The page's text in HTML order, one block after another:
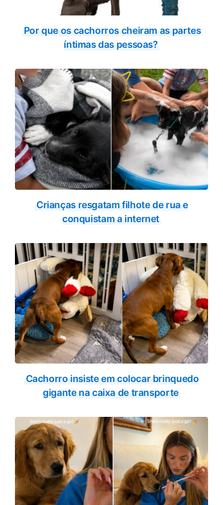
Por que os cachorros cheiram as partes
íntimas das pessoas?
Crianças resgatam filhote de rua e
conquistam a internet
Cachorro insiste em colocar brinquedo
gigante na caixa de transporte